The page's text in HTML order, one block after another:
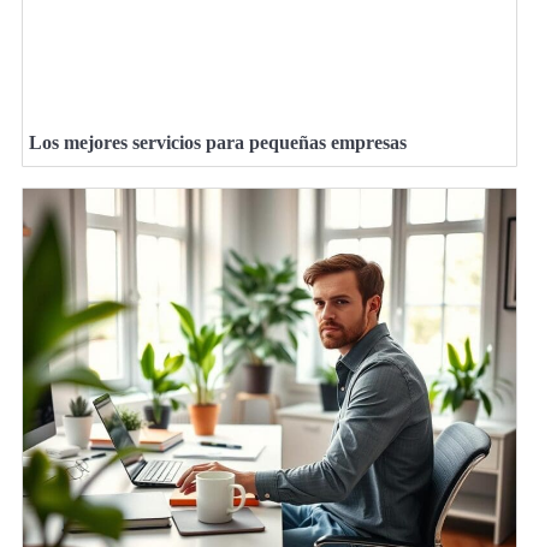
Los mejores servicios para pequeñas empresas